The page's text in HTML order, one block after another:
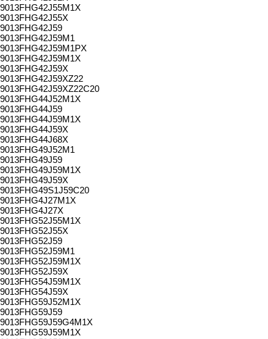
9013FHG42J55M1X
9013FHG42J55X
9013FHG42J59
9013FHG42J59M1
9013FHG42J59M1PX
9013FHG42J59M1X
9013FHG42J59X
9013FHG42J59XZ22
9013FHG42J59XZ22C20
9013FHG44J52M1X
9013FHG44J59
9013FHG44J59M1X
9013FHG44J59X
9013FHG44J68X
9013FHG49J52M1
9013FHG49J59
9013FHG49J59M1X
9013FHG49J59X
9013FHG49S1J59C20
9013FHG4J27M1X
9013FHG4J27X
9013FHG52J55M1X
9013FHG52J55X
9013FHG52J59
9013FHG52J59M1
9013FHG52J59M1X
9013FHG52J59X
9013FHG54J59M1X
9013FHG54J59X
9013FHG59J52M1X
9013FHG59J59
9013FHG59J59G4M1X
9013FHG59J59M1X